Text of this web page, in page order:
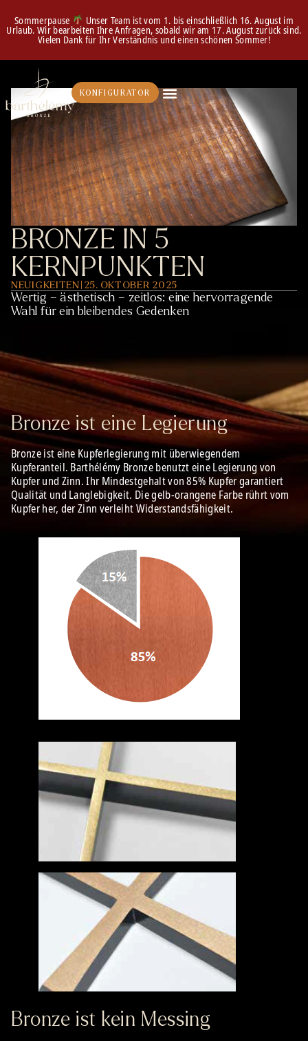
KONFIGURATOR
Sommerpause Unser Team ist vom 1. bis einschließlich 16. August im
Urlaub. Wir bearbeiten Ihre Anfragen, sobald wir am 17. August zurück sind.
Vielen Dank für Ihr Verständnis und einen schönen Sommer!
BRONZE IN 5
KERNPUNKTEN
NEUIGKEITEN 25. OKTOBER 2025
Wertig – ästhetisch – zeitlos: eine hervorragende
Wahl für ein bleibendes Gedenken
Bronze ist eine Legierung
Bronze ist eine Kupferlegierung mit überwiegendem
Kupferanteil. Barthélémy Bronze benutzt eine Legierung von
Kupfer und Zinn. Ihr Mindestgehalt von 85% Kupfer garantiert
Qualität und Langlebigkeit. Die gelb-orangene Farbe rührt vom
Kupfer her, der Zinn verleiht Widerstandsfähigkeit.
Bronze ist kein Messing